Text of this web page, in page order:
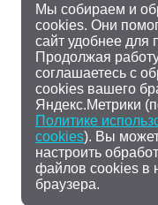
Мы собираем и
cookies. Они
сайт удобнее для
Продолжая
соглашаетесь с
cookies вашего
Яндекс.Метрики
Политике
cookies). Вы
настроить
файлов cookies в
браузера.